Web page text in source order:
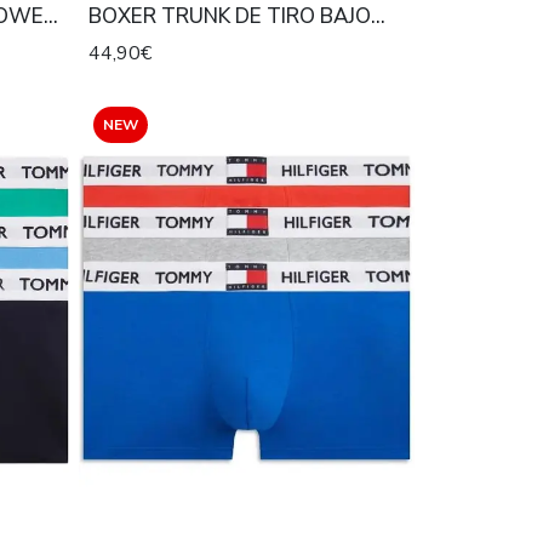
Y
BOXER TRUNK DE TIRO BAJO
ICON COTTON BLACK, DIAMOND
LOGO BLACK, CLASSIC WHITE
44,90€
NEW